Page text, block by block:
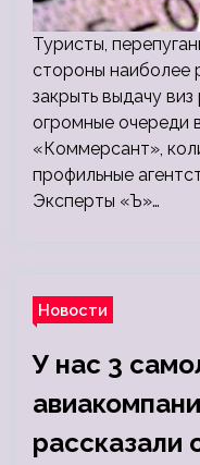
Туристы,
стороны наиболее
закрыть выдачу
огромные очереди
«Коммерсант»,
профильные
Эксперты «Ъ»…
Новости
У нас 3
рассказали